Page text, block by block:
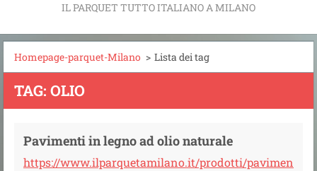
IL PARQUET TUTTO ITALIANO A MILANO
Homepage-parquet-Milano > Lista dei tag
TAG: OLIO
Pavimenti in legno ad olio naturale
https://www.ilparquetamilano.it/prodotti/pavimen